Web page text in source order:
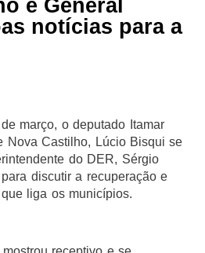
e General
notícias para a
março, o deputado Itamar
Nova Castilho, Lúcio Bisqui se
do DER, Sérgio
discutir a recuperação e
liga os municípios.